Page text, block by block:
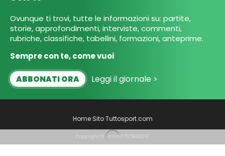
Ovunque ti trovi, tutte le informazioni su: partite,
storie, approfondimenti, interviste, commenti,
rubriche, classifiche, tabellini, formazioni, anteprime.
Sempre con te, come vuoi
ABBONATI ORA Leggi il giornale >
Home Sito Tuttosport.com
Copyright © - P:IVA 07125860010